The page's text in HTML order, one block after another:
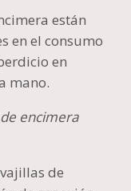
están
en el consumo
en
mano.
encimera
de